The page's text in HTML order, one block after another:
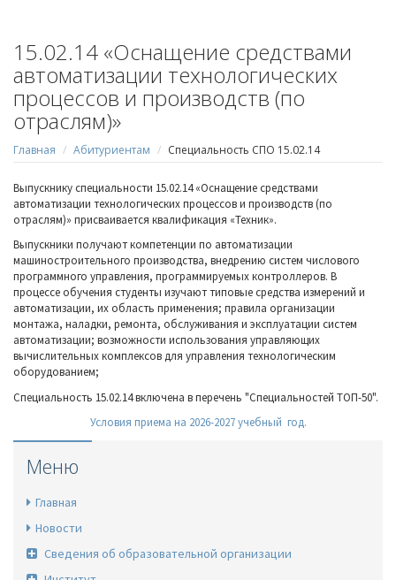
15.02.14 «Оснащение средствами
автоматизации технологических
процессов и производств (по
отраслям)»
Главная Абитуриентам Специальность СПО 15.02.14
Выпускнику специальности 15.02.14 «Оснащение средствами
автоматизации технологических процессов и производств (по
отраслям)» присваивается квалификация «Техник».
Выпускники получают компетенции по автоматизации
машиностроительного производства, внедрению систем числового
программного управления, программируемых контроллеров. В
процессе обучения студенты изучают типовые средства измерений и
автоматизации, их область применения; правила организации
монтажа, наладки, ремонта, обслуживания и эксплуатации систем
автоматизации; возможности использования управляющих
вычислительных комплексов для управления технологическим
оборудованием;
Специальность 15.02.14 включена в перечень "Специальностей ТОП-50".
Условия приема на 2026-2027 учебный год.
Меню
Главная
Новости
Сведения об образовательной организации